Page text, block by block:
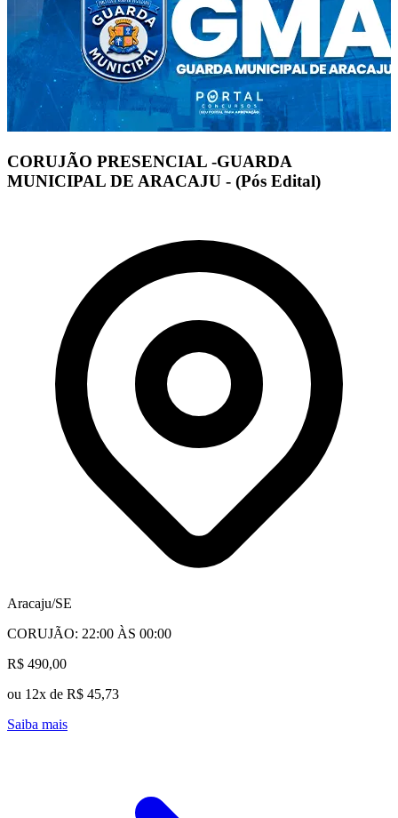
CORUJÃO PRESENCIAL -GUARDA
MUNICIPAL DE ARACAJU - (Pós Edital)
Aracaju/SE
CORUJÃO: 22:00 ÀS 00:00
R$ 490,00
ou 12x de R$ 45,73
Saiba mais